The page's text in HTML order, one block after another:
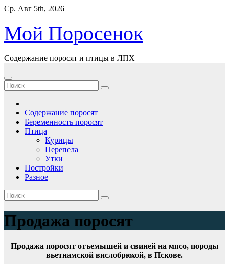
Перейти
содержимому
Ср. Авг 5th, 2026
Мой Поросенок
Содержание поросят и птицы в ЛПХ
Содержание поросят
Беременность поросят
Птица
Курицы
Перепела
Утки
Постройки
Разное
Продажа поросят
Продажа поросят отъемышей и свиней на мясо, породы
вьетнамской вислобрюхой, в Пскове.